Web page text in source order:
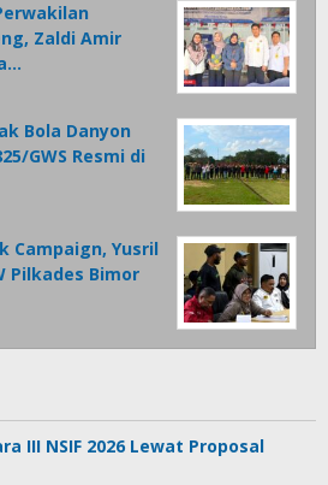
Zaldi Amir
Bola Danyon
GWS Resmi di
Campaign, Yusril
Pilkades Bimor
III NSIF 2026 Lewat Proposal